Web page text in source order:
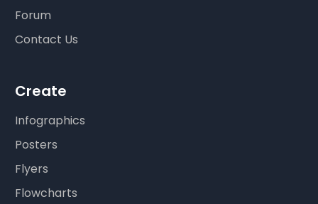
Forum
Contact Us
Create
Infographics
Posters
Flyers
Flowcharts